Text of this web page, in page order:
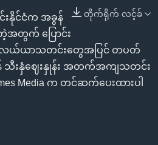
တိုက်ရိုက် လင့်ခ်
းနိုင်ငံက အခွန်
တွက် ပြောင်း
လယ်ယာသတင်းတွေအပြင် တပတ်
နှံဈေးနှုန်း အတက်အကျသတင်း
Media က တင်ဆက်ပေးထားပါ